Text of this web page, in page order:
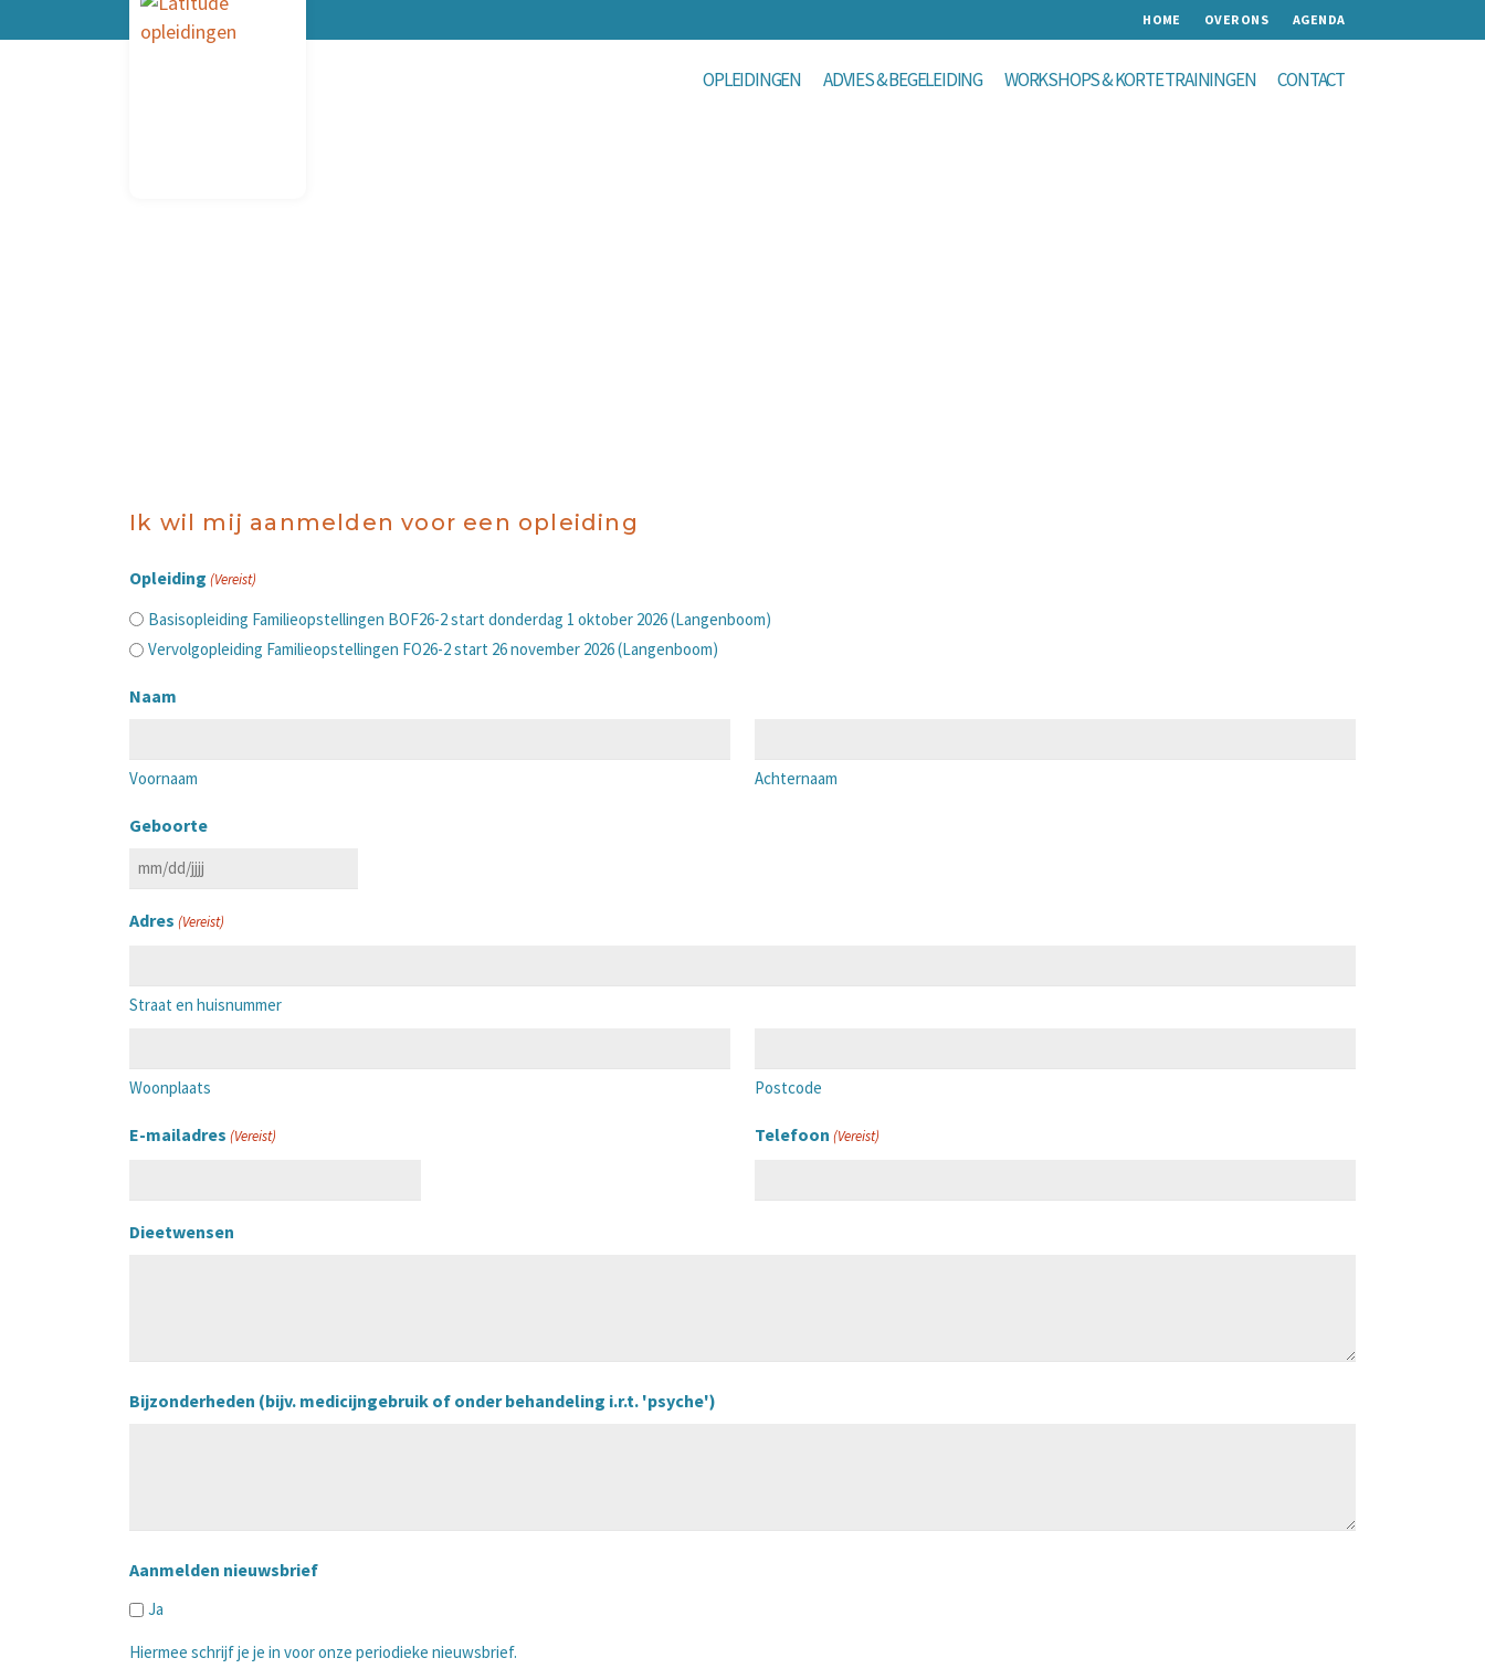
HOME OVER ONS AGENDA
OPLEIDINGEN ADVIES & BEGELEIDING WORKSHOPS & KORTE TRAININGEN CONTACT
Ik wil mij aanmelden voor een opleiding
Opleiding (Vereist)
Basisopleiding Familieopstellingen BOF26-2 start donderdag 1 oktober 2026 (Langenboom)
Vervolgopleiding Familieopstellingen FO26-2 start 26 november 2026 (Langenboom)
Naam
Voornaam Achternaam
Geboorte
MM
slash
JJJJ
Adres (Vereist)
Straat en huisnummer
Woonplaats Postcode
E-mailadres (Vereist) Telefoon (Vereist)
Dieetwensen
Bijzonderheden (bijv. medicijngebruik of onder behandeling i.r.t. 'psyche')
Aanmelden nieuwsbrief
Ja
Hiermee schrijf je je in voor onze periodieke nieuwsbrief.